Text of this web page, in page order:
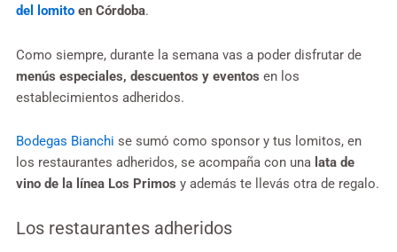
del lomito en Córdoba.
Como siempre, durante la semana vas a poder disfrutar de
menús especiales, descuentos y eventos en los
establecimientos adheridos.
Bodegas Bianchi se sumó como sponsor y tus lomitos, en
los restaurantes adheridos, se acompaña con una lata de
vino de la línea Los Primos y además te llevás otra de regalo.
Los restaurantes adheridos